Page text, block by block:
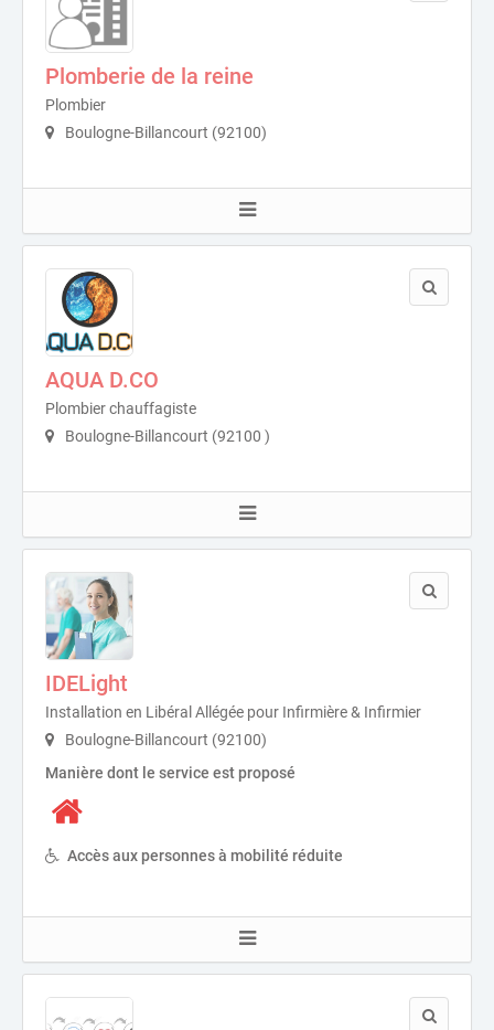
Plomberie de la reine
Plombier
Boulogne-Billancourt (92100)
AQUA D.CO
Plombier chauffagiste
Boulogne-Billancourt (92100 )
IDELight
Installation en Libéral Allégée pour Infirmière & Infirmier
Boulogne-Billancourt (92100)
Manière dont le service est proposé
Accès aux personnes à mobilité réduite